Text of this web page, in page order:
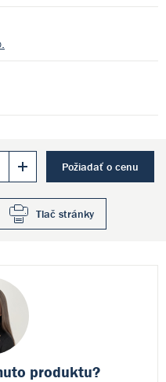
Požiadať o cenu
Tlač stránky
produktu?